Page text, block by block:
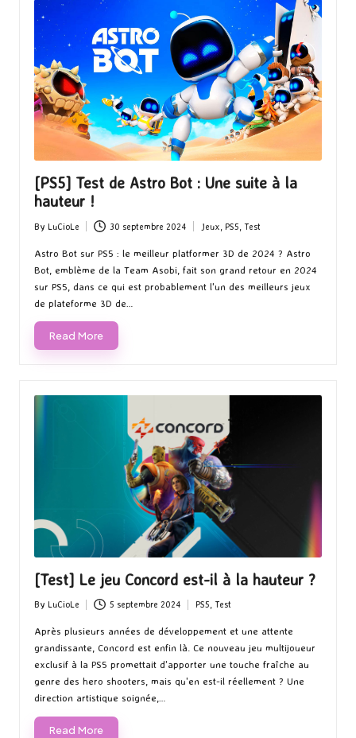
[PS5] Test de Astro Bot : Une suite à la
hauteur !
Posted
by
By LuCioLe 30 septembre 2024
Posted
Jeux, PS5, Test
Astro Bot sur PS5 : le meilleur platformer 3D de 2024 ? Astro
Bot, emblème de la Team Asobi, fait son grand retour en 2024
sur PS5, dans ce qui est probablement l'un des meilleurs jeux
de plateforme 3D de…
Read More
[Test] Le jeu Concord est-il à la hauteur ?
Posted
by
By LuCioLe 5 septembre 2024
Posted
in
PS5, Test
Après plusieurs années de développement et une attente
grandissante, Concord est enfin là. Ce nouveau jeu multijoueur
exclusif à la PS5 promettait d'apporter une touche fraîche au
genre des hero shooters, mais qu'en est-il réellement ? Une
direction artistique soignée,…
Read More